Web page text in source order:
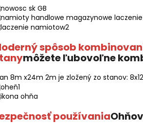
spôsob
môžete ľubovoľne
8m x24m 2m je zložený zo stanov:
používania